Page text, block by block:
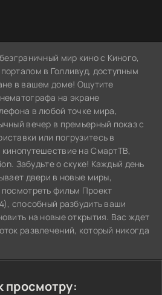
мир кино с Киного,
в Голливуд, доступным
в вашем доме! Ощутите
на экране
в любой точке мира,
вечер в премьерный показ с
или погрузитесь в
кинопутешествие на СмартТВ,
Забудьте о скуке! Каждый день
двери в новые миры,
фильм Проект
способный разбудить ваши
на новые открытия. Вас ждет
развлечений, который никогда
просмотру: